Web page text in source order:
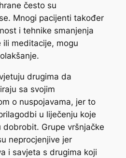
često su
Mnogi pacijenti također
i tehnike smanjenja
ili meditacije, mogu
drugima da
sa svojim
o nuspojavama, jer to
u liječenju koje
dobrobit. Grupe vršnjačke
neprocjenjive jer
i savjeta s drugima koji